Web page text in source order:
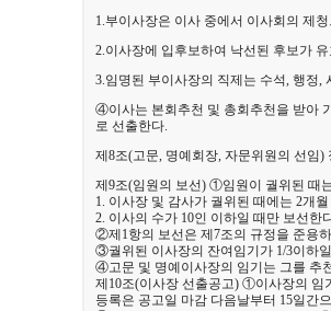
1.부이사장은 이사 중에서 이사회의 제
2.이사장에 입후보하여 낙선된 후보가
3.임명된 부이사장의 직제는 수석, 행정,
④이사는 본회추천 및 총회추천을 받아
로 선출한다.
제8조(고문, 명예회장, 자문위원의 선임)
제9조(임원의 보선) ①임원이 궐위된 때
1. 이사장 및 감사가 궐위된 때에는 2개
2. 이사의 수가 10인 이하일 때만 보선한
②제1항의 보선은 제7조의 규정을 준용
③궐위된 이사장의 잔여임기가 1/3이하
④고문 및 명예이사장의 임기는 그를 추
제10조(이사장 선출공고) ①이사장의 임
등록은 공고일 마감 다음날부터 15일간